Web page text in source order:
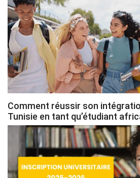
Comment réussir son
Tunisie en tant qu’étudiant